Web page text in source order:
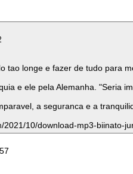
tao longe e fazer de tudo para
e ele pela Alemanha. "Seria
a seguranca e a
2021/10/download-mp3-biinato-